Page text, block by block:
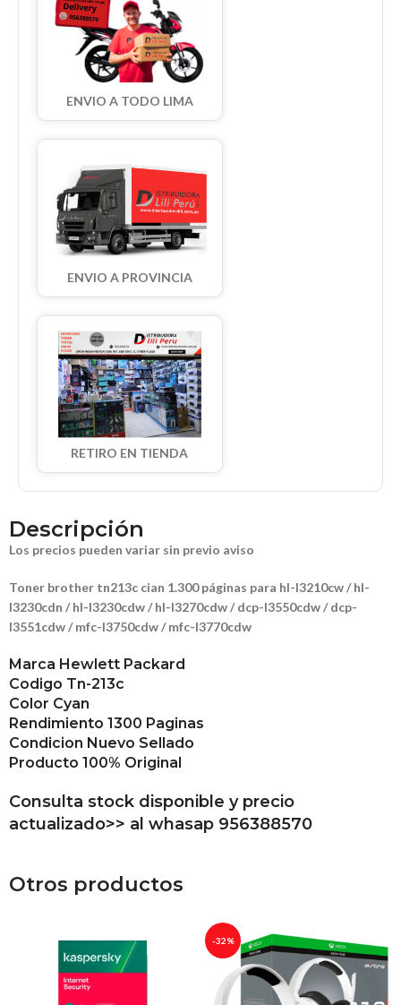
ENVIO A TODO LIMA
ENVIO A PROVINCIA
RETIRO EN TIENDA
Descripción
Los precios pueden variar sin previo aviso
Toner brother tn213c cian 1.300 páginas para hl-l3210cw / hl-
l3230cdn / hl-l3230cdw / hl-l3270cdw / dcp-l3550cdw / dcp-
l3551cdw / mfc-l3750cdw / mfc-l3770cdw
Marca Hewlett Packard
Codigo Tn-213c
Color Cyan
Rendimiento 1300 Paginas
Condicion Nuevo Sellado
Producto 100% Original
Consulta stock disponible y precio
actualizado>> al whasap 956388570
Otros productos
-32%